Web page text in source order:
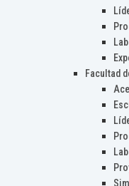
Facultad